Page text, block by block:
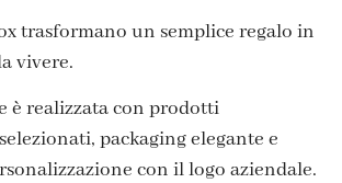
trasformano un semplice regalo in
vivere.
è realizzata con prodotti
packaging elegante e
con il logo aziendale.